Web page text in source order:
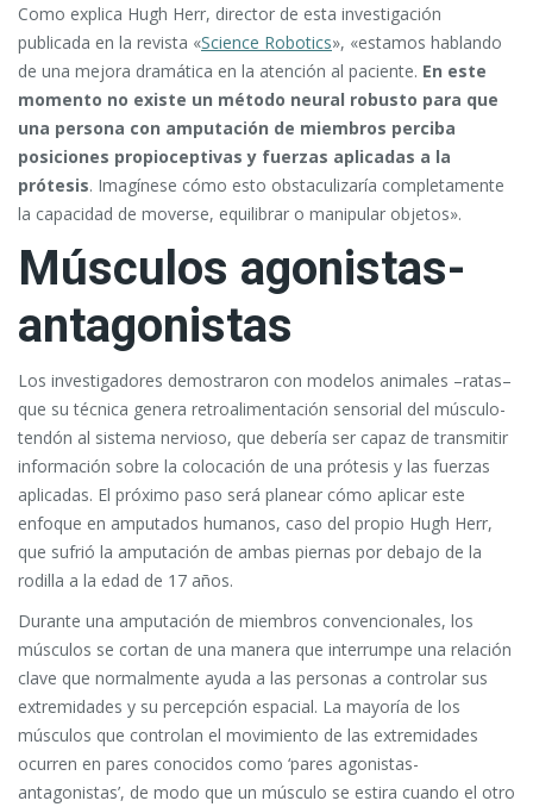
Como explica Hugh Herr, director de esta investigación
publicada en la revista «Science Robotics», «estamos hablando
de una mejora dramática en la atención al paciente. En este
momento no existe un método neural robusto para que
una persona con amputación de miembros perciba
posiciones propioceptivas y fuerzas aplicadas a la
prótesis. Imagínese cómo esto obstaculizaría completamente
la capacidad de moverse, equilibrar o manipular objetos».
Músculos agonistas-
antagonistas
Los investigadores demostraron con modelos animales –ratas–
que su técnica genera retroalimentación sensorial del músculo-
tendón al sistema nervioso, que debería ser capaz de transmitir
información sobre la colocación de una prótesis y las fuerzas
aplicadas. El próximo paso será planear cómo aplicar este
enfoque en amputados humanos, caso del propio Hugh Herr,
que sufrió la amputación de ambas piernas por debajo de la
rodilla a la edad de 17 años.
Durante una amputación de miembros convencionales, los
músculos se cortan de una manera que interrumpe una relación
clave que normalmente ayuda a las personas a controlar sus
extremidades y su percepción espacial. La mayoría de los
músculos que controlan el movimiento de las extremidades
ocurren en pares conocidos como ‘pares agonistas-
antagonistas’, de modo que un músculo se estira cuando el otro